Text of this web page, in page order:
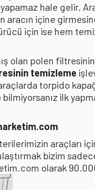
hale gelir.
aracın içine
için ise hem
olan polen
temizleme
torpido
bilmiyorsanız ilk
araçları
bizim
olarak